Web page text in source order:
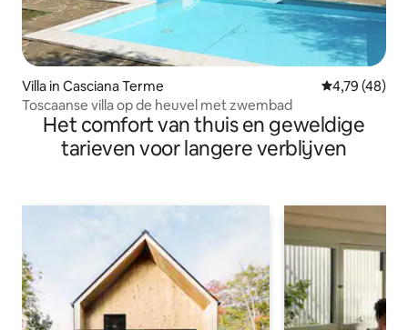
Villa in Casciana Terme Gemiddelde
4,79 (48)
Toscaanse villa op de heuvel met zwembad
Het comfort van thuis en geweldige
tarieven voor langere verblijven